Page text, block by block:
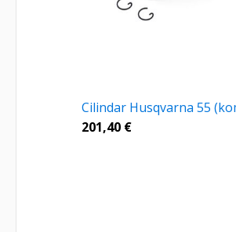
Cilindar Husqvarna 55
201,40 €